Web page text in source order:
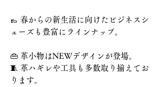
👞 春からの新生活に向けたビジネスシ
ューズも豊富にラインナップ。
👜 革小物はNEWデザインが登場。
🧵 革ハギレや工具も多数取り揃えてお
ります。